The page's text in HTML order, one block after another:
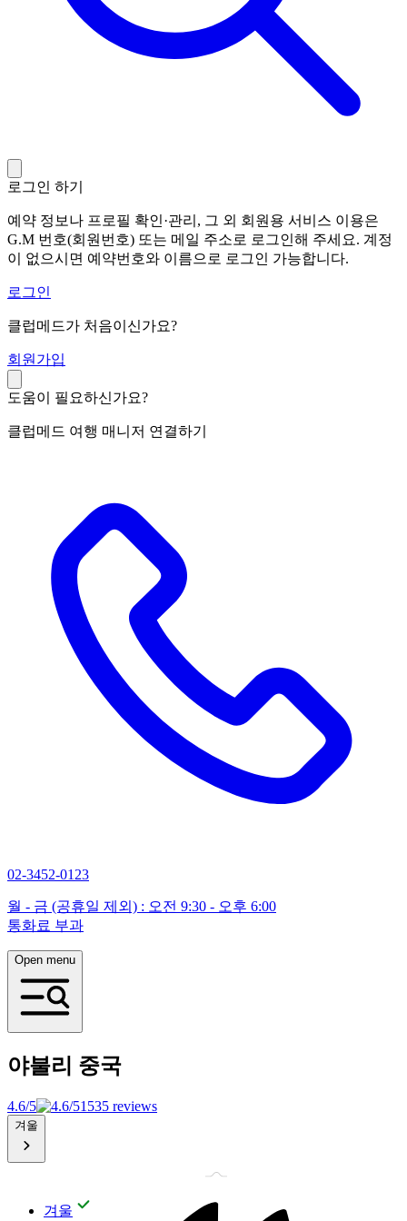
로그인 하기
예약 정보나 프로필 확인·관리, 그 외 회원용 서비스 이용은
G.M 번호(회원번호) 또는 메일 주소로 로그인해 주세요. 계정
이 없으시면 예약번호와 이름으로 로그인 가능합니다.
로그인
클럽메드가 처음이신가요?
회 원가입
도움이 필요하신가요?
클럽메드 여행 매니저 연결하기
02-3452-0123
월 - 금 (공휴일 제외) : 오전 9:30 - 오후 6:00
통화료 부과
Open menu
야불리 중국
4.6/5 1535 reviews
겨울
겨울